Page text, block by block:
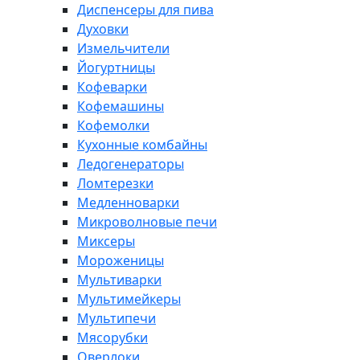
Диспенсеры для пива
Духовки
Измельчители
Йогуртницы
Кофеварки
Кофемашины
Кофемолки
Кухонные комбайны
Ледогенераторы
Ломтерезки
Медленноварки
Микроволновые печи
Миксеры
Мороженицы
Мультиварки
Мультимейкеры
Мультипечи
Мясорубки